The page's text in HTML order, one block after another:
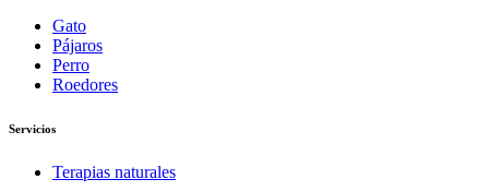
Gato
Pájaros
Perro
Roedores
Servicios
Terapias naturales